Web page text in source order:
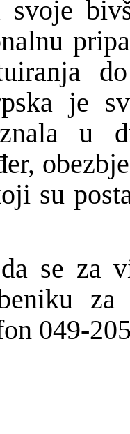
svoje
je
u
er, obezbje
su
se za
za
049-